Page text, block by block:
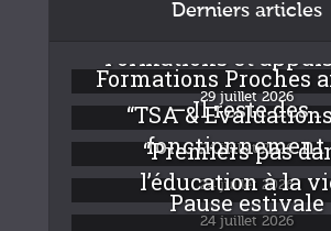
Derniers articles
Formations et appuis
29 juillet 2026
Formations Proches
– Il reste des...
24 juillet 2026
“TSA &
fonctionnement
24 juillet 2026
“Premiers pas
l’éducation à la
24 juillet 2026
Pause estivale